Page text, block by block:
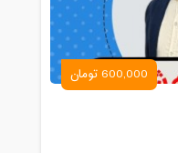
600,000 تومان